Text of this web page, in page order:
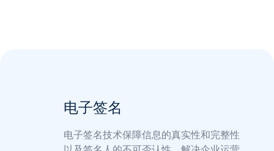
电子签名
电子签名技术保障信息的真实性和完整性